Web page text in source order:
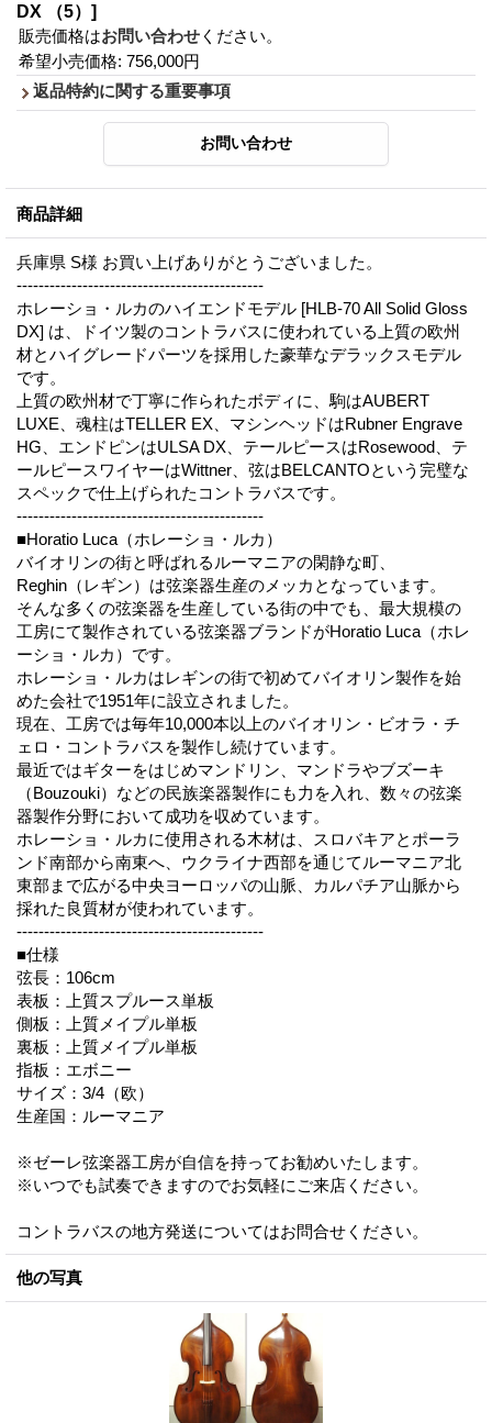
DX （5）]
販売価格はお問い合わせ ください。
希望小売価格: 756,000円
返品特約に関する重要事項
商品詳細
兵庫県 S様 お買い上げありがとうございました。
---------------------------------------------
ホレーショ・ルカのハイエンドモデル [HLB-70 All Solid Gloss
DX] は、ドイツ製のコントラバスに使われている上質の欧州
材とハイグレードパーツを採用した豪華なデラックスモデル
です。
上質の欧州材で丁寧に作られたボディに、駒はAUBERT
LUXE、魂柱はTELLER EX、マシンヘッドはRubner Engrave
HG、エンドピンはULSA DX、テールピースはRosewood、テ
ールピースワイヤーはWittner、弦はBELCANTOという完璧な
スペックで仕上げられたコントラバスです。
---------------------------------------------
■Horatio Luca（ホレーショ・ルカ）
バイオリンの街と呼ばれるルーマニアの閑静な町、
Reghin（レギン）は弦楽器生産のメッカとなっています。
そんな多くの弦楽器を生産している街の中でも、最大規模の
工房にて製作されている弦楽器ブランドがHoratio Luca（ホレ
ーショ・ルカ）です。
ホレーショ・ルカはレギンの街で初めてバイオリン製作を始
めた会社で1951年に設立されました。
現在、工房では毎年10,000本以上のバイオリン・ビオラ・チ
ェロ・コントラバスを製作し続けています。
最近ではギターをはじめマンドリン、マンドラやブズーキ
（Bouzouki）などの民族楽器製作にも力を入れ、数々の弦楽
器製作分野において成功を収めています。
ホレーショ・ルカに使用される木材は、スロバキアとポーラ
ンド南部から南東へ、ウクライナ西部を通じてルーマニア北
東部まで広がる中央ヨーロッパの山脈、カルパチア山脈から
採れた良質材が使われています。
---------------------------------------------
■仕様
弦長：106cm
表板：上質スプルース単板
側板：上質メイプル単板
裏板：上質メイプル単板
指板：エボニー
サイズ：3/4（欧）
生産国：ルーマニア
※ゼーレ弦楽器工房が自信を持ってお勧めいたします。
※いつでも試奏できますのでお気軽にご来店ください。
コントラバスの地方発送についてはお問合せください。
他の写真